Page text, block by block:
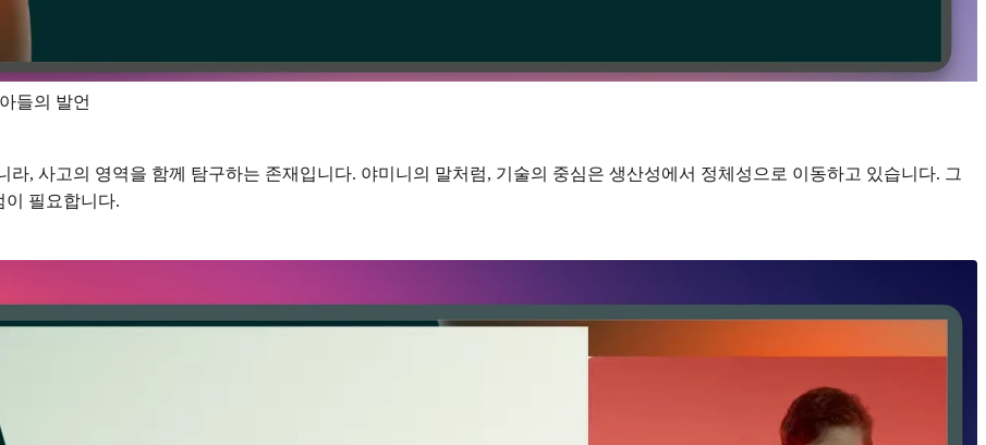
들의 발언
, 사고의 영역을 함께 탐구하는 존재입니다. 야미니의 말처럼, 기술의 중심은 생산성에서 정체성으로 이동하고 있습니다. 그
이 필요합니다.